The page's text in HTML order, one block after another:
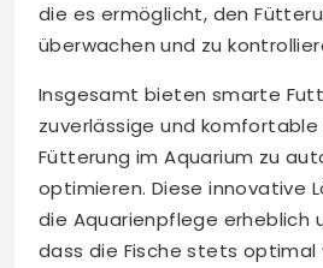
die es ermöglicht, den
überwachen und zu
Insgesamt bieten smarte
zuverlässige und komfortable
Fütterung im Aquarium zu
optimieren. Diese innovative
die Aquarienpflege erheblich
dass die Fische stets optimal